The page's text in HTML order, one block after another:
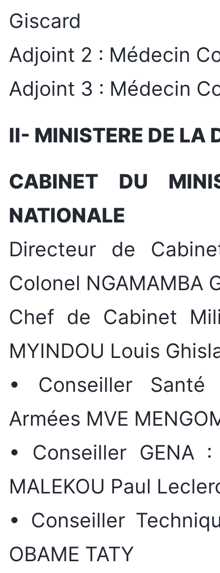
Giscard
Adjoint 2 : Médecin
Adjoint 3 : Médecin
II- MINISTERE DE LA
CABINET DU
NATIONALE
Directeur de
Colonel NGAMAMBA
Chef de Cabinet
MYINDOU Louis
• Conseiller
Armées MVE
• Conseiller GENA
MALEKOU Paul
• Conseiller
OBAME TATY